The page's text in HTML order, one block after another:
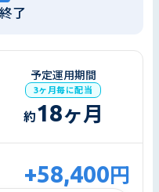
了
予定運用期間
3ヶ月毎に配当
約18ヶ月
+58,400 円